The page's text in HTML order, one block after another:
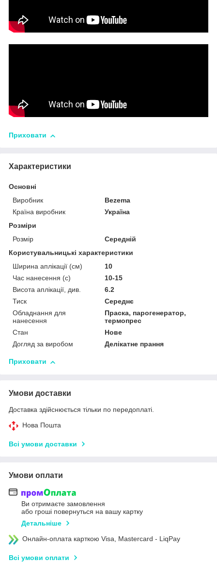
Приховати
Характеристики
Основні
Виробник
Bezema
Країна виробник
Україна
Розміри
Розмір
Середній
Користувальницькі характеристики
Ширина аплікації (см)
10
Час нанесення (с)
10-15
Висота аплікації, див.
6.2
Тиск
Середнє
Обладнання для
нанесення
Праска, парогенератор,
термопрес
Стан
Нове
Догляд за виробом
Делікатне прання
Приховати
Умови доставки
Доставка здійснюється тільки по передоплаті.
Нова Пошта
Всі умови доставки
Умови оплати
Ви отримаєте замовлення
або гроші повернуться на вашу картку
Детальніше
Онлайн-оплата карткою Visa, Mastercard - LiqPay
Всі умови оплати